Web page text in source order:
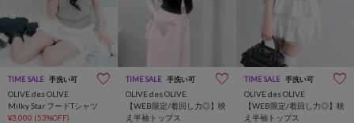
TIME SALE 手洗い可
OLIVE des OLIVE
Milky Star フードTシャツ
¥3,000 (53%OFF)
TIME SALE 手洗い可
OLIVE des OLIVE
【WEB限定/着回し力◎】映
え半袖トップス
TIME SALE 手洗い可
OLIVE des OLIVE
【WEB限定/着回し力◎】映
え半袖トップス